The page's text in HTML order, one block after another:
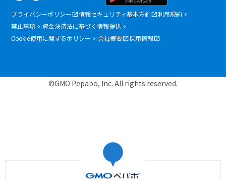
プライバシーポリシー 情報セキュリティ基本方針
利用規約
禁止事項
資金決済法に基づく情報提供
Cookie使用に関するポリシー
会社概要 採用情報
©GMO Pepabo, Inc. All rights reserved.